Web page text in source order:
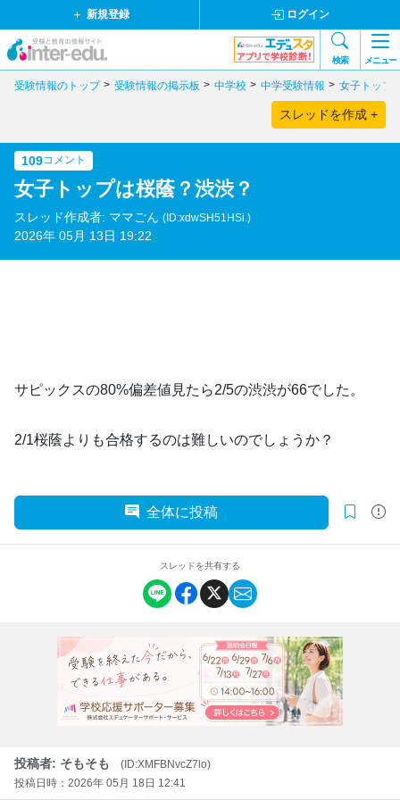
新規登録 ログイン
検索 メニュー
受験情報のトップ 受験情報の掲示板 中学校 中学受験情報 女子トップ
スレッドを作成 +
109コメント
女子トップは桜蔭？渋渋？
スレッド作成者: ママごん (ID:xdwSH51HSi.)
2026年 05月 13日 19:22
サピックスの80%偏差値見たら2/5の渋渋が66でした。
2/1桜蔭よりも合格するのは難しいのでしょうか？
全体に投稿
スレッドを共有する
投稿者: そもそも
(ID:XMFBNvcZ7lo)
投稿日時：2026年 05月 18日 12:41